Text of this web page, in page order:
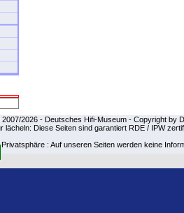
2026 - Deutsches Hifi-Museum - Copyright by
lächeln: Diese Seiten sind garantiert RDE / IPW
Privatsphäre : Auf unseren Seiten werden keine